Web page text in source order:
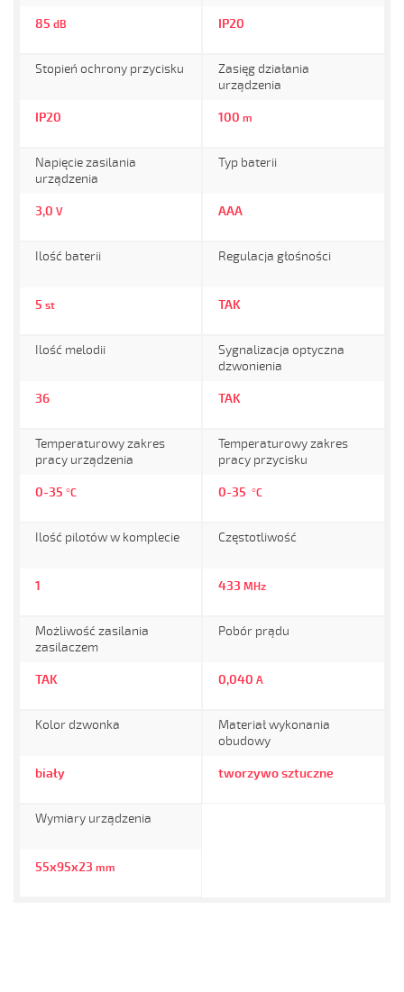
85 dB IP20
Stopień ochrony przycisku
IP20
Zasięg działania
urządzenia
100 m
Napięcie zasilania
urządzenia
3,0 V
Typ baterii
AAA
Ilość baterii
5 st
Regulacja głośności
TAK
Ilość melodii
36
Sygnalizacja optyczna
dzwonienia
TAK
Temperaturowy zakres
pracy urządzenia
0-35 °C
Temperaturowy zakres
pracy przycisku
0-35 °C
Ilość pilotów w komplecie
1
Częstotliwość
433 MHz
Możliwość zasilania
zasilaczem
TAK
Pobór prądu
0,040 A
Kolor dzwonka
biały
Materiał wykonania
obudowy
tworzywo sztuczne
Wymiary urządzenia
55x95x23 mm